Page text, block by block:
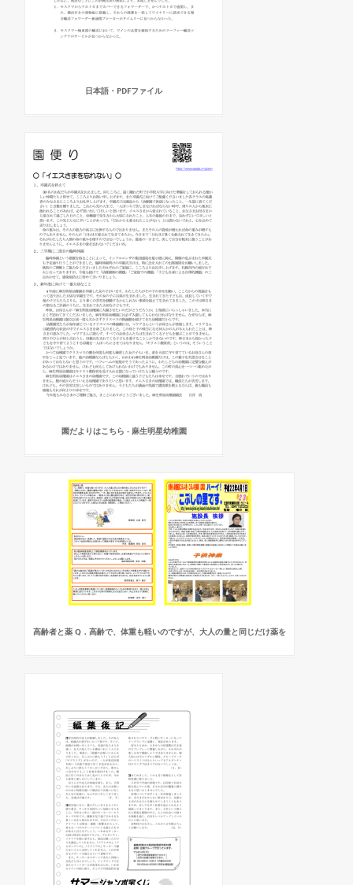
日本語・PDFファイル
園だよりはこちら - 麻生明星幼稚園
高齢者と薬 Q．高齢で、体重も軽いのですが、大人の量と同じだけ薬を